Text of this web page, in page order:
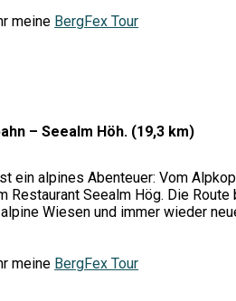
meine BergFex Tour
– Seealm Höh. (19,3 km)
ein alpines Abenteuer: Vom
Restaurant Seealm Hög. Die
alpine Wiesen und immer wieder
meine BergFex Tour